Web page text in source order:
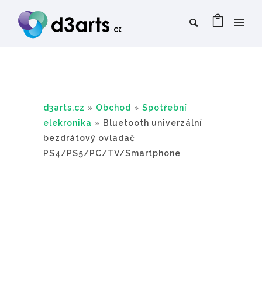
d3arts.cz » Obchod » Spotřební
elekronika » Bluetooth univerzální
bezdrátový ovladač
PS4/PS5/PC/TV/Smartphone